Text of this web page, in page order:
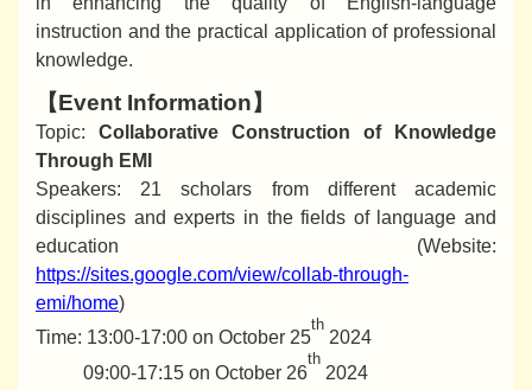
instruction and the practical application of professional
knowledge.
【Event Information】
Topic: Collaborative Construction of Knowledge
Through EMI
Speakers: 21 scholars from different academic
disciplines and experts in the fields of language and
education (Website:
https://sites.google.com/view/collab-through-
emi/home)
Time: 13:00-17:00 on October 25
th
2024
09:00-17:15 on October 26
th
2024